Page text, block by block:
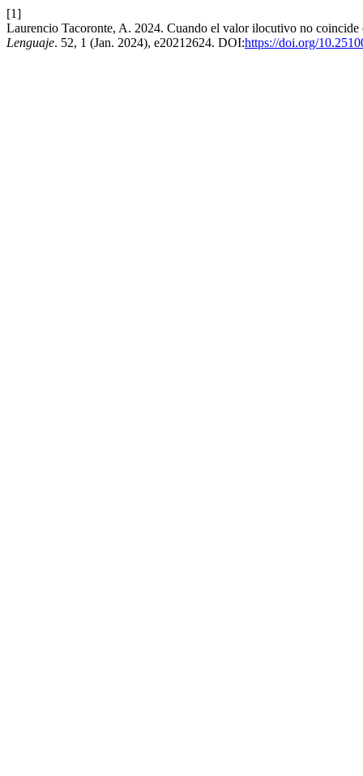
[1]
Laurencio Tacoronte, A. 2024. Cuando el valor ilocutivo no
Lenguaje. 52, 1 (Jan. 2024), e20212624. DOI:https://doi.org/